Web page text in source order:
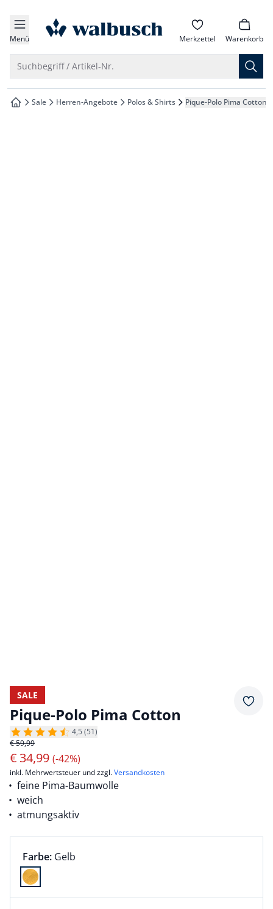
springen
springen
springen
springen
Menü zur Startseite Merkzettel Warenkorb
Suchbegriff / Artikel-Nr.
zur Startseite
Sale Herren-Angebote Polos & Shirts Pique-Polo Pima Cotton
SALE
Pique-Polo Pima Cotton
4,5 (51)
€ 59,99
€ 34,99 (-42%)
inkl. Mehrwertsteuer und zzgl.Versandkosten
feine Pima-Baumwolle
weich
atmungsaktiv
Farbauswahl:
Farbe: aktuell ausgewählt:
Gelb
Farbe Gelb ausgewählt